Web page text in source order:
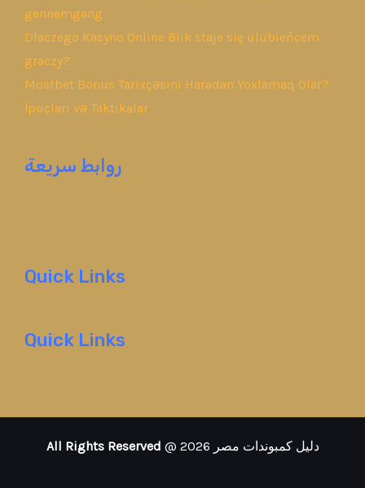
gennemgang
Dlaczego Kasyno Online Blik staje się ulubieńcem
graczy?
Mostbet Bonus Tarixçəsini Haradan Yoxlamaq Olar?
İpuçları və Taktikalar
روابط سريعة
Quick Links
Quick Links
All Rights Reserved @ 2026 دليل كمبوندات مصر